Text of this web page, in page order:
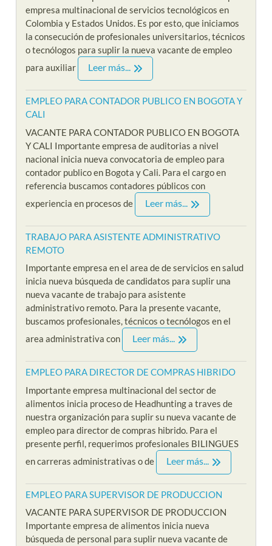
empresa multinacional de servicios tecnológicos en
Colombia y Estados Unidos. Es por esto, que iniciamos
la consecución de profesionales universitarios, técnicos
o tecnólogos para suplir la nueva vacante de empleo
para auxiliar
Leer más...
EMPLEO PARA CONTADOR PUBLICO EN BOGOTA Y
CALI
VACANTE PARA CONTADOR PUBLICO EN BOGOTA
Y CALI Importante empresa de auditorias a nivel
nacional inicia nueva convocatoria de empleo para
contador publico en Bogota y Cali. Para el cargo en
referencia buscamos contadores públicos con
experiencia en procesos de
Leer más...
TRABAJO PARA ASISTENTE ADMINISTRATIVO
REMOTO
Importante empresa en el area de de servicios en salud
inicia nueva búsqueda de candidatos para suplir una
nueva vacante de trabajo para asistente
administrativo remoto. Para la presente vacante,
buscamos profesionales, técnicos o tecnólogos en el
area administrativa con
Leer más...
EMPLEO PARA DIRECTOR DE COMPRAS HIBRIDO
Importante empresa multinacional del sector de
alimentos inicia proceso de Headhunting a traves de
nuestra organización para suplir su nueva vacante de
empleo para director de compras hibrido. Para el
presente perfil, requerimos profesionales BILINGUES
en carreras administrativas o de
Leer más...
EMPLEO PARA SUPERVISOR DE PRODUCCION
VACANTE PARA SUPERVISOR DE PRODUCCION
Importante empresa de alimentos inicia nueva
búsqueda de personal para suplir nueva vacante de